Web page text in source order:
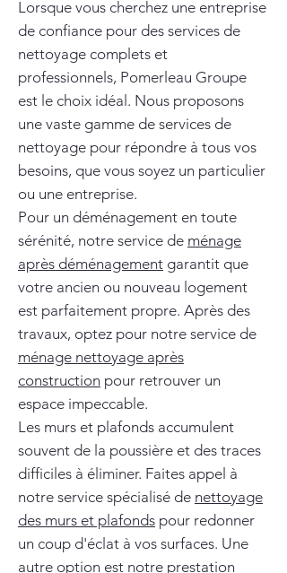
Lorsque vous cherchez une entreprise
de confiance pour des services de
nettoyage complets et
professionnels, Pomerleau Groupe
est le choix idéal. Nous proposons
une vaste gamme de services de
nettoyage pour répondre à tous vos
besoins, que vous soyez un particulier
ou une entreprise.
Pour un déménagement en toute
sérénité, notre service de ménage
après déménagement garantit que
votre ancien ou nouveau logement
est parfaitement propre. Après des
travaux, optez pour notre service de
ménage nettoyage après
construction pour retrouver un
espace impeccable.
Les murs et plafonds accumulent
souvent de la poussière et des traces
difficiles à éliminer. Faites appel à
notre service spécialisé de nettoyage
des murs et plafonds pour redonner
un coup d'éclat à vos surfaces. Une
autre option est notre prestation